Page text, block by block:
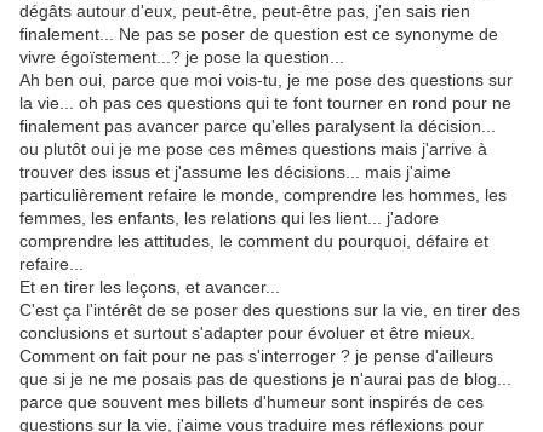
dégâts autour d'eux, peut-être, peut-être pas, j'en sais rien
finalement... Ne pas se poser de question est ce synonyme de
vivre égoïstement...? je pose la question...
Ah ben oui, parce que moi vois-tu, je me pose des questions sur
la vie... oh pas ces questions qui te font tourner en rond pour ne
finalement pas avancer parce qu'elles paralysent la décision...
ou plutôt oui je me pose ces mêmes questions mais j'arrive à
trouver des issus et j'assume les décisions... mais j'aime
particulièrement refaire le monde, comprendre les hommes, les
femmes, les enfants, les relations qui les lient... j'adore
comprendre les attitudes, le comment du pourquoi, défaire et
refaire...
Et en tirer les leçons, et avancer...
C'est ça l'intérêt de se poser des questions sur la vie, en tirer des
conclusions et surtout s'adapter pour évoluer et être mieux.
Comment on fait pour ne pas s'interroger ? je pense d'ailleurs
que si je ne me posais pas de questions je n'aurai pas de blog...
parce que souvent mes billets d'humeur sont inspirés de ces
questions sur la vie, j'aime vous traduire mes réflexions pour